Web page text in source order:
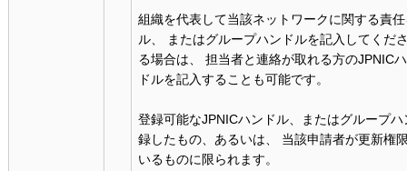
組織を代表して当該ネットワークに関する責
ル、 またはグループハンドルを記入してくだ
る場合は、 担当者と連絡が取れる方のJPNIC
ドルを記入することも可能です。
登録可能なJPNICハンドル、またはグループ
録したもの、あるいは、 当該申請者が更新権
いるものに限られます。